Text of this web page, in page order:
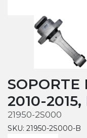
SOPORTE
2010-
21950-2S000
SKU: 21950-2S000-B